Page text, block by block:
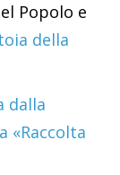
Popolo e
della
dalla
«Raccolta